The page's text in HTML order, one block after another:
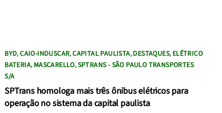
BYD,CAIO-INDUSCAR,CAPITAL PAULISTA,DESTAQUES, ELÉTRICO
BATERIA, MASCARELLO,SPTRANS - SÃO PAULO TRANSPORTES
S/A
SPTrans homologa mais três ônibus elétricos para
operação no sistema da capital paulista